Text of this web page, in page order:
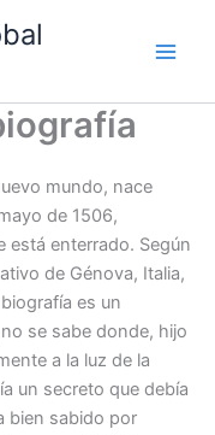
mundo, nace
de 1506,
enterrado. Según
de Génova, Italia,
es un
se sabe donde, hijo
a la luz de la
un secreto que debía
bien sabido por